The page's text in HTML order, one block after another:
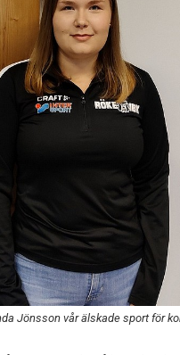
Jönsson vår älskade sport för